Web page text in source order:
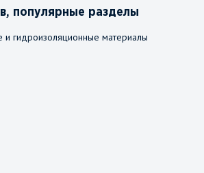
популярные разделы
и гидроизоляционные материалы